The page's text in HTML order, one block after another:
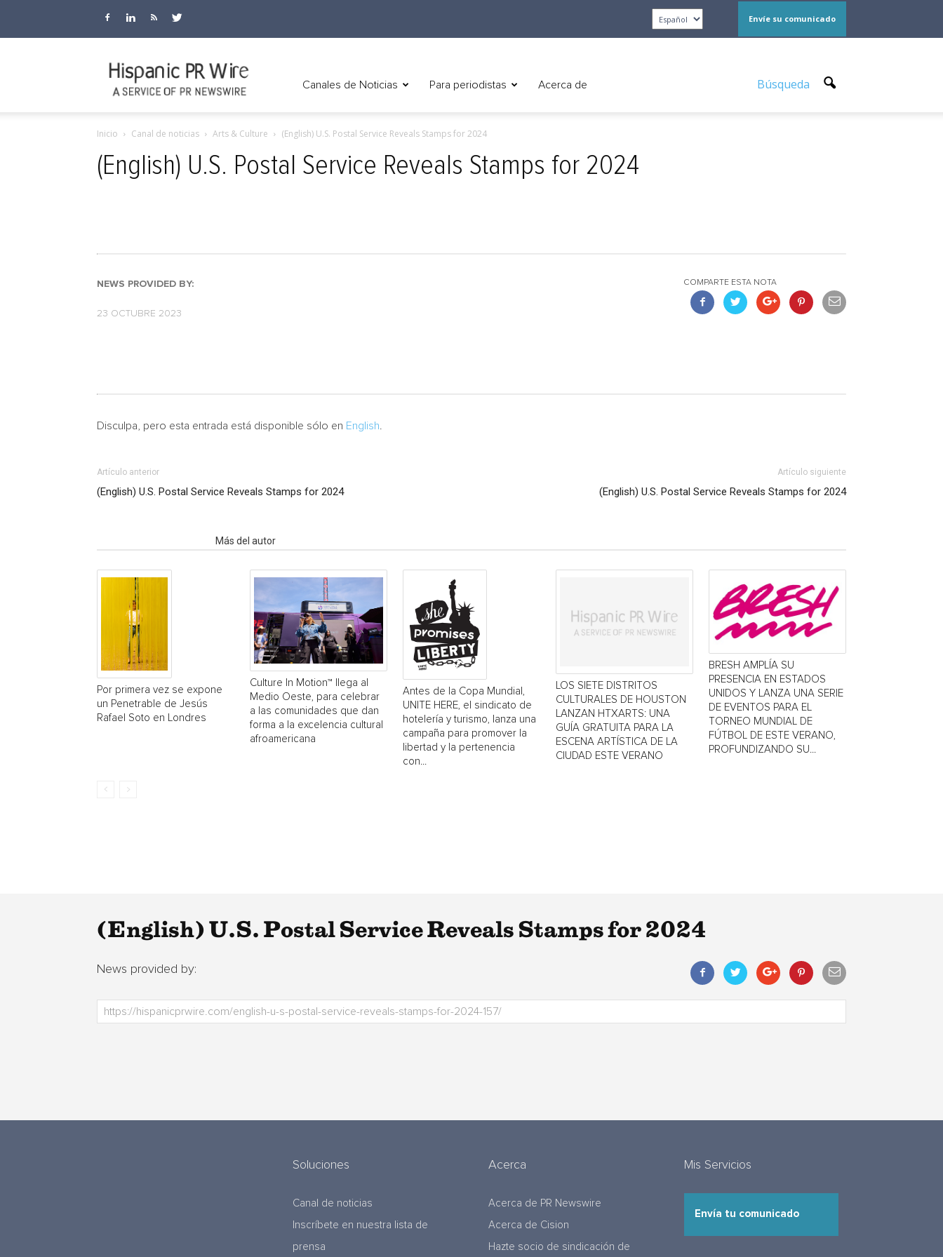
Envíe su comunicado
Canales de Noticias Para periodistas Acerca de Búsqueda
Inicio Canal de noticias Arts & Culture (English) U.S. Postal Service Reveals Stamps for 2024
(English) U.S. Postal Service Reveals Stamps for 2024
NEWS PROVIDED BY:
23 OCTUBRE 2023
COMPARTE ESTA NOTA
Disculpa, pero esta entrada está disponible sólo en English
Artículo anterior
(English) U.S. Postal Service Reveals Stamps for 2024
Artículo siguiente
(English) U.S. Postal Service Reveals Stamps for 2024
Más del autor
Por primera vez se expone
un Penetrable de Jesús
Rafael Soto en Londres
Culture In Motion™ llega al
Medio Oeste, para celebrar
a las comunidades que dan
forma a la excelencia cultural
afroamericana
Antes de la Copa Mundial,
UNITE HERE, el sindicato de
hotelería y turismo, lanza una
campaña para promover la
libertad y la pertenencia
con...
LOS SIETE DISTRITOS
CULTURALES DE HOUSTON
LANZAN HTXARTS: UNA
GUÍA GRATUITA PARA LA
ESCENA ARTÍSTICA DE LA
CIUDAD ESTE VERANO
BRESH AMPLÍA SU
PRESENCIA EN ESTADOS
UNIDOS Y LANZA UNA SERIE
DE EVENTOS PARA EL
TORNEO MUNDIAL DE
FÚTBOL DE ESTE VERANO,
PROFUNDIZANDO SU...
(English) U.S. Postal Service Reveals Stamps for 2024
News provided by:
Soluciones
Canal de noticias
Inscríbete en nuestra lista de
prensa
Acerca
Acerca de PR Newswire
Acerca de Cision
Hazte socio de sindicación de
Mis Servicios
Envía tu comunicado